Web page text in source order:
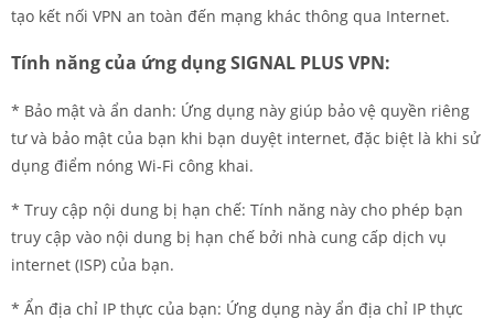
tạo kết nối VPN an toàn đến mạng khác thông qua Internet.
Tính năng của ứng dụng SIGNAL PLUS VPN:
* Bảo mật và ẩn danh: Ứng dụng này giúp bảo vệ quyền riêng
tư và bảo mật của bạn khi bạn duyệt internet, đặc biệt là khi sử
dụng điểm nóng Wi-Fi công khai.
* Truy cập nội dung bị hạn chế: Tính năng này cho phép bạn
truy cập vào nội dung bị hạn chế bởi nhà cung cấp dịch vụ
internet (ISP) của bạn.
* Ẩn địa chỉ IP thực của bạn: Ứng dụng này ẩn địa chỉ IP thực